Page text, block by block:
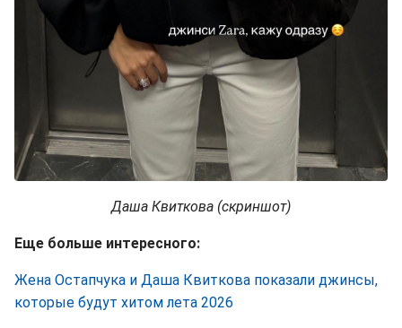
Даша Квиткова (скриншот)
Еще больше интересного:
Жена Остапчука и Даша Квиткова показали джинсы,
которые будут хитом лета 2026